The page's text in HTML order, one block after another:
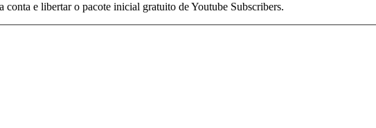
e libertar o pacote inicial gratuito de Youtube Subscribers.